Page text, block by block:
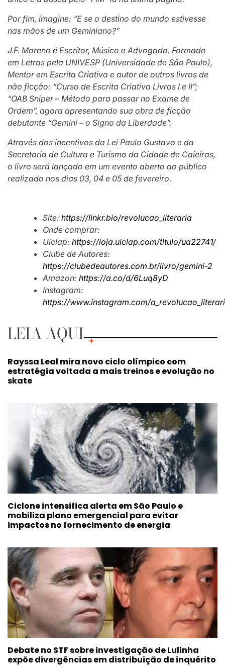
Por fim, imagine: “E se o destino do mundo estivesse
nas mãos de um Geminiano?”
J.F. Moreno é Escritor, Músico e Advogado. Formado
em Letras pela UNIVESP (Universidade de São Paulo),
Mentor em Escrita Criativa e autor de outros livros de
não ficção: “Curso de Escrita Criativa Livros I e II”;
“OAB Sniper – Método para passar no Exame de
Ordem”, agora apresentando sua obra de ficção
debutante “Gemini – o Signo da Liberdade”.
Através dos incentivos da Lei Paulo Gustavo e da
Secretaria de Cultura e Turismo da Cidade de Caieiras,
o livro será lançado em um evento aberto ao público
realizado nos dias 03, 04 e 05 de fevereiro.
Site: https://linkr.bio/revolucao_literaria
Onde comprar:
Uiclap: https://loja.uiclap.com/titulo/ua22741/
Clube de Autores:
https://clubedeautores.com.br/livro/gemini-2
Amazon: https://a.co/d/6Luq8yD
Instagram:
https://www.instagram.com/
LEIA AQUI
Rayssa Leal mira novo ciclo olímpico com
estratégia voltada a mais treinos e evolução no
skate
Ciclone intensifica alerta em São Paulo e
mobiliza plano emergencial para evitar
impactos no fornecimento de energia
Debate no STF sobre investigação de Lulinha
expõe divergências em distribuição de inquérito